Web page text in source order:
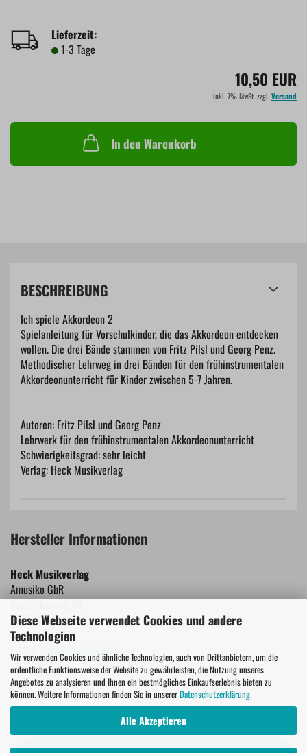
Diese Webseite verwendet Cookies und andere
Technologien
Wir verwenden Cookies und ähnliche Technologien, auch von Drittanbietern, um die
ordentliche Funktionsweise der Website zu gewährleisten, die Nutzung unseres
Angebotes zu analysieren und Ihnen ein bestmögliches Einkaufserlebnis bieten zu
können. Weitere Informationen finden Sie in unsererDatenschutzerklärung.
Alle Akzeptieren
Lieferzeit:
1-3 Tage
10,50 EUR
inkl. 7% MwSt. zzgl.Versand
In den Warenkorb
BESCHREIBUNG
Ich spiele Akkordeon 2
Spielanleitung für Vorschulkinder, die das Akkordeon entdecken
wollen. Die drei Bände stammen von Fritz Pilsl und Georg Penz.
Methodischer Lehrweg in drei Bänden für den frühinstrumentalen
Akkordeonunterricht für Kinder zwischen 5-7 Jahren.
Autoren: Fritz Pilsl und Georg Penz
Lehrwerk für den frühinstrumentalen Akkordeonunterricht
Schwierigkeitsgrad: sehr leicht
Verlag: Heck Musikverlag
Hersteller Informationen
Heck Musikverlag
Amusiko GbR
Bachackerweg 39
45772 Marl
Deutschland
E-Mail:
info@amusiko.de